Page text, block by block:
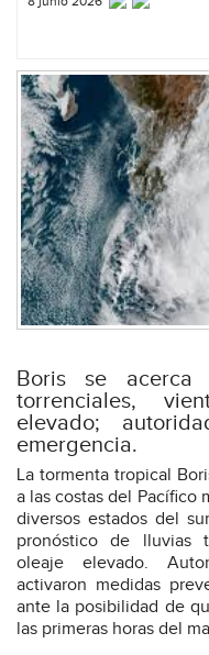
Boris se acerca
torrenciales,
elevado;
emergencia.
La tormenta tropical
a las costas del Pacífico
diversos estados del
pronóstico de lluvias
oleaje elevado.
activaron medidas
ante la posibilidad de
las primeras horas del